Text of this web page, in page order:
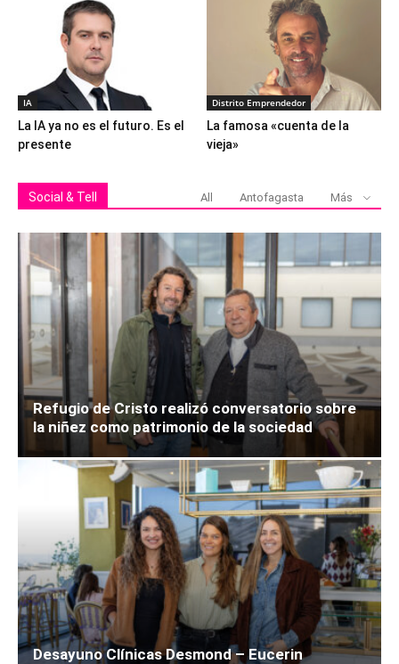
IA
La IA ya no es el futuro. Es el
presente
Distrito Emprendedor
La famosa «cuenta de la
vieja»
Social & Tell All Antofagasta Más
Refugio de Cristo realizó conversatorio sobre
la niñez como patrimonio de la sociedad
Desayuno Clínicas Desmond – Eucerin